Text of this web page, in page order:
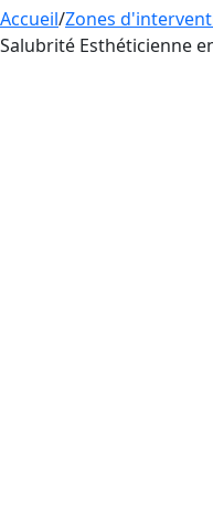
Accueil/Zones
Salubrité Esthéticienne